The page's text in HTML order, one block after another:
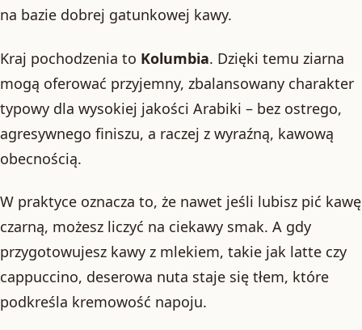
na bazie dobrej gatunkowej kawy.
Kraj pochodzenia to Kolumbia. Dzięki temu ziarna
mogą oferować przyjemny, zbalansowany charakter
typowy dla wysokiej jakości Arabiki – bez ostrego,
agresywnego finiszu, a raczej z wyraźną, kawową
obecnością.
W praktyce oznacza to, że nawet jeśli lubisz pić kawę
czarną, możesz liczyć na ciekawy smak. A gdy
przygotowujesz kawy z mlekiem, takie jak latte czy
cappuccino, deserowa nuta staje się tłem, które
podkreśla kremowość napoju.